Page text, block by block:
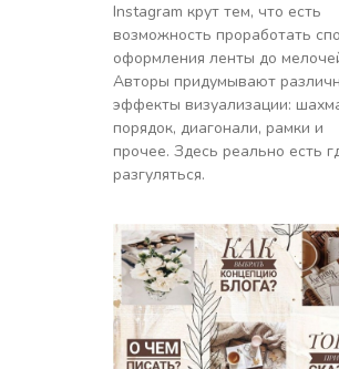
Instagram крут тем, что есть
возможность проработать
оформления ленты до
Авторы придумывают
эффекты визуализации:
порядок, диагонали, рамки и
прочее. Здесь реально есть
разгуляться.